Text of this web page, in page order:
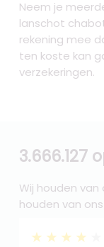
Neem je
lanschot
rekening mee
ten koste kan
verzekeringen.
3.666.127
Wij houden
houden van ons
★★★★★